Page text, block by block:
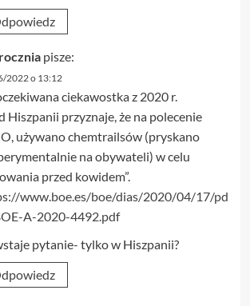
pisze:
2022 o 13:12
ciekawostka z 2020 r.
Hiszpanii przyznaje, że na polecenie
używano chemtrailsów (pryskano
na obywateli) w celu
przed kowidem”.
www.boe.es/boe/dias/2020/04/17/pd
A-2020-4492.pdf
pytanie- tylko w Hiszpanii?